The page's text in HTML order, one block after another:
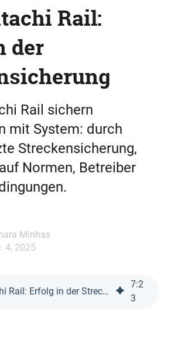
Rail:
der
Rail sichern
mit System: durch
Streckensicherung,
Normen, Betreiber
Minhas
4, 2025
ICS & Hitachi Rail: Erfolg in der Streckensicherung
7:2
3